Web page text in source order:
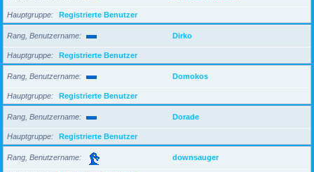
Hauptgruppe Registrierte Benutzer
Rang, Benutzername Dirko
Hauptgruppe Registrierte Benutzer
Rang, Benutzername Domokos
Hauptgruppe Registrierte Benutzer
Rang, Benutzername Dorade
Hauptgruppe Registrierte Benutzer
Rang, Benutzername downsauger